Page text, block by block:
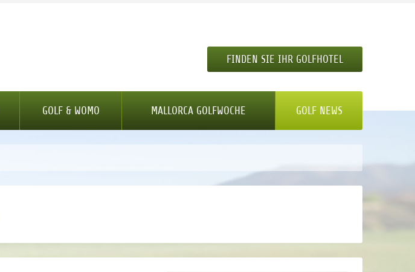
FINDEN SIE IHR GOLFHOTEL
GOLF & WOMO MALLORCA GOLFWOCHE GOLF NEWS